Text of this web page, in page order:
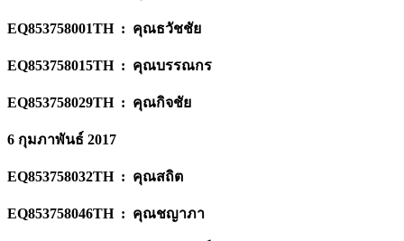
EQ853758001TH : คุณธวัชชัย
EQ853758015TH : คุณบรรณกร
EQ853758029TH : คุณกิจชัย
6 กุมภาพันธ์ 2017
EQ853758032TH : คุณสถิต
EQ853758046TH : คุณชญาภา